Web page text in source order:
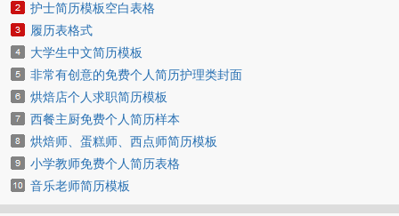
护士简历模板空白表格
履历表格式
大学生中文简历模板
非常有创意的免费个人简历护理类封面
烘焙店个人求职简历模板
西餐主厨免费个人简历样本
烘焙师、蛋糕师、西点师简历模板
小学教师免费个人简历表格
音乐老师简历模板